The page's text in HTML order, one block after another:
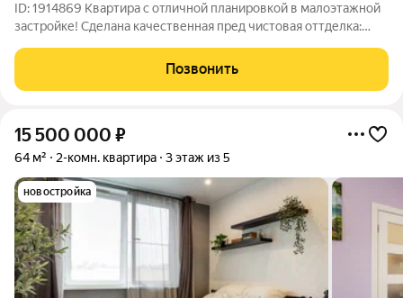
ID: 1914869 Квартира с отличной планировкой в малоэтажной
застройке! Сделана качественная пред чистовая оттделка:
переделана электрика, выполнена разводка сантехники,
установлена инсталляция и душевой
Позвонить
15 500 000 ₽
64 м² 2-комн. квартира 3 этаж из 5
новостройка